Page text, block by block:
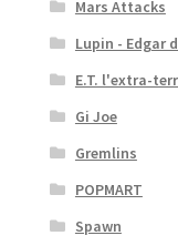
Mars Attacks
Lupin - Edgar
E.T. l'extra-
Gi Joe
Gremlins
POPMART
Spawn